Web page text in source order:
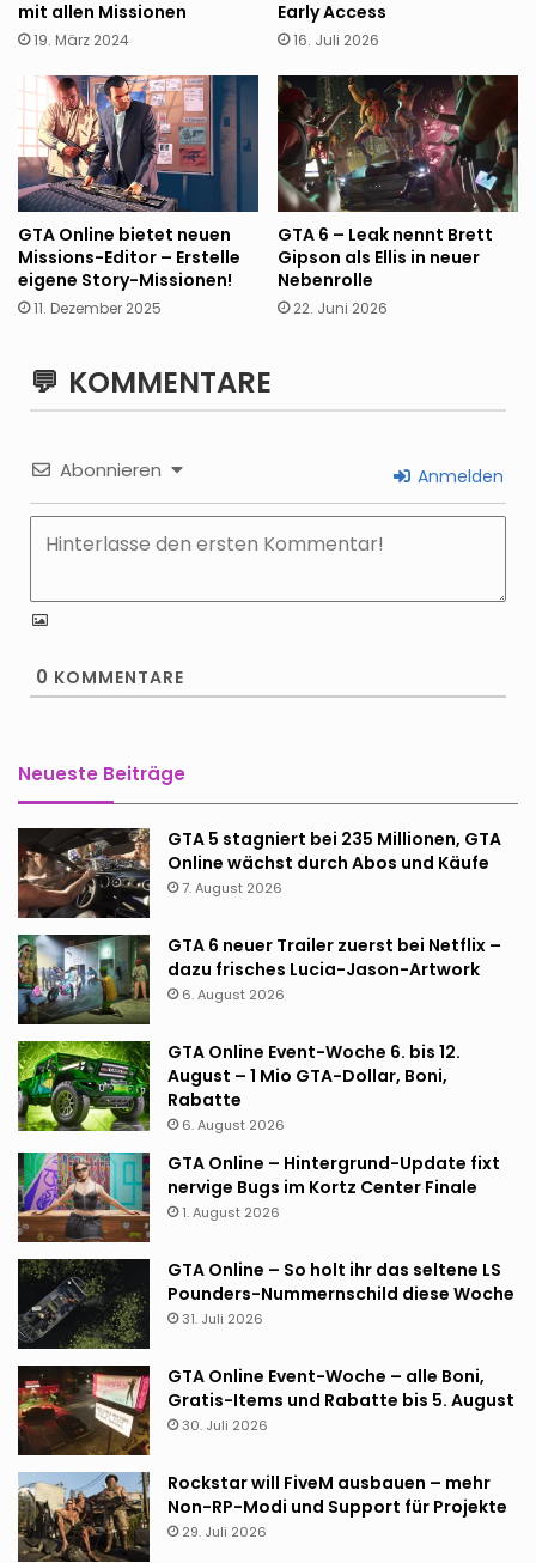
mit allen Missionen
19. März 2024
Early Access
16. Juli 2026
GTA Online bietet neuen
Missions-Editor – Erstelle
eigene Story-Missionen!
11. Dezember 2025
GTA 6 – Leak nennt Brett
Gipson als Ellis in neuer
Nebenrolle
22. Juni 2026
KOMMENTARE
Abonnieren Anmelden
0 KOMMENTARE
Neueste Beiträge
GTA 5 stagniert bei 235 Millionen, GTA
Online wächst durch Abos und Käufe
7. August 2026
GTA 6 neuer Trailer zuerst bei Netflix –
dazu frisches Lucia-Jason-Artwork
6. August 2026
GTA Online Event-Woche 6. bis 12.
August – 1 Mio GTA-Dollar, Boni,
Rabatte
6. August 2026
GTA Online – Hintergrund-Update fixt
nervige Bugs im Kortz Center Finale
1. August 2026
GTA Online – So holt ihr das seltene LS
Pounders-Nummernschild diese Woche
31. Juli 2026
GTA Online Event-Woche – alle Boni,
Gratis-Items und Rabatte bis 5. August
30. Juli 2026
Rockstar will FiveM ausbauen – mehr
Non-RP-Modi und Support für Projekte
29. Juli 2026